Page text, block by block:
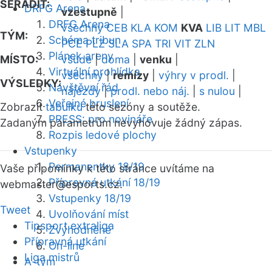
DRFG Arena
DRFG Arena
Schéma tribun
Plánek areny
Virtuální prohlídka
Návštěvní řád
Veřejné bruslení
PRESS: pro novináře
Rozpis ledové plochy
Vstupenky
Permanentky 18/19
Přípravná utkání 18/19
Vstupenky 18/19
Uvolňování míst
Zvýhodněné
On-line
A-tým
SEŘADIT:
vzestupně
TÝM:
všechny CEB KLA KOM KVA LIB LIT MBL
PCE PLZ SLA SPA TRI VIT ZLN
MÍSTO:
všude|doma venku
VÝSLEDKY:
všechny|remízy výhry v prodl.
nájezdy|prodl. nebo náj. s nulou
Zobrazittabulkutéto sezóny a soutěže.
Zadaným parametrům nevyhovuje žádný zápas.
Vaše připomínky k této stránce uvítáme na
webmaster@esports.cz.
Tweet
Tipsport extraliga
Přípravná utkání
Liga mistrů